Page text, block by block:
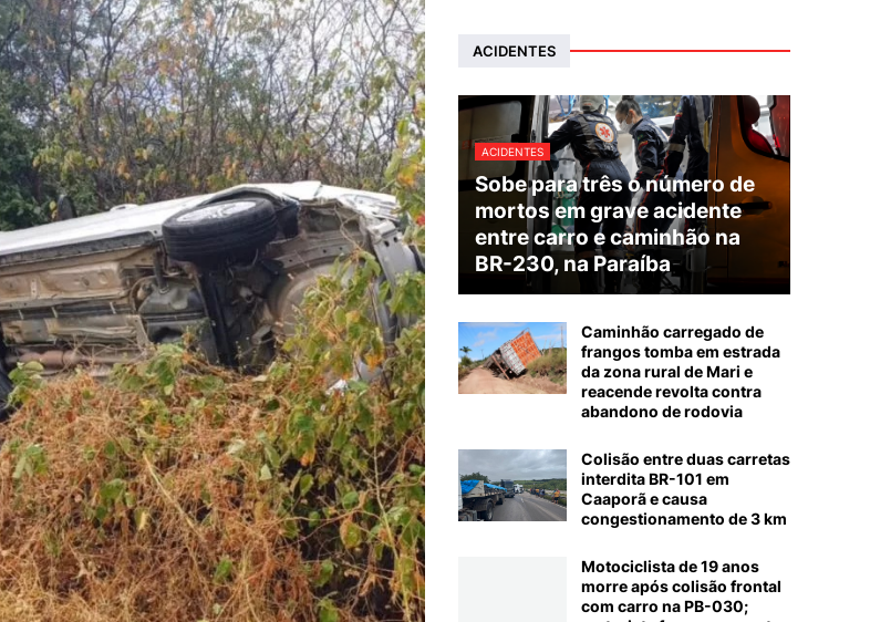
ACIDENTES
ACIDENTES
Sobe para três o número de
mortos em grave acidente
entre carro e caminhão na
BR-230, na Paraíba
Caminhão carregado de
frangos tomba em estrada
da zona rural de Mari e
reacende revolta contra
abandono de rodovia
Colisão entre duas carretas
interdita BR-101 em
Caaporã e causa
congestionamento de 3 km
Motociclista de 19 anos
morre após colisão frontal
com carro na PB-030;